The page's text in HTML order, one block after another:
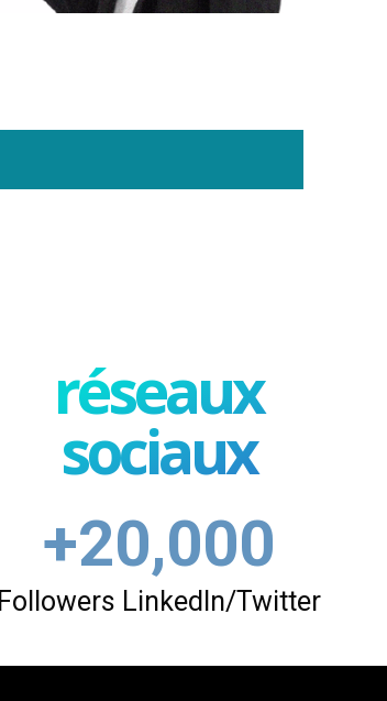
réseaux
sociaux
+20,000
Followers LinkedIn/Twitter